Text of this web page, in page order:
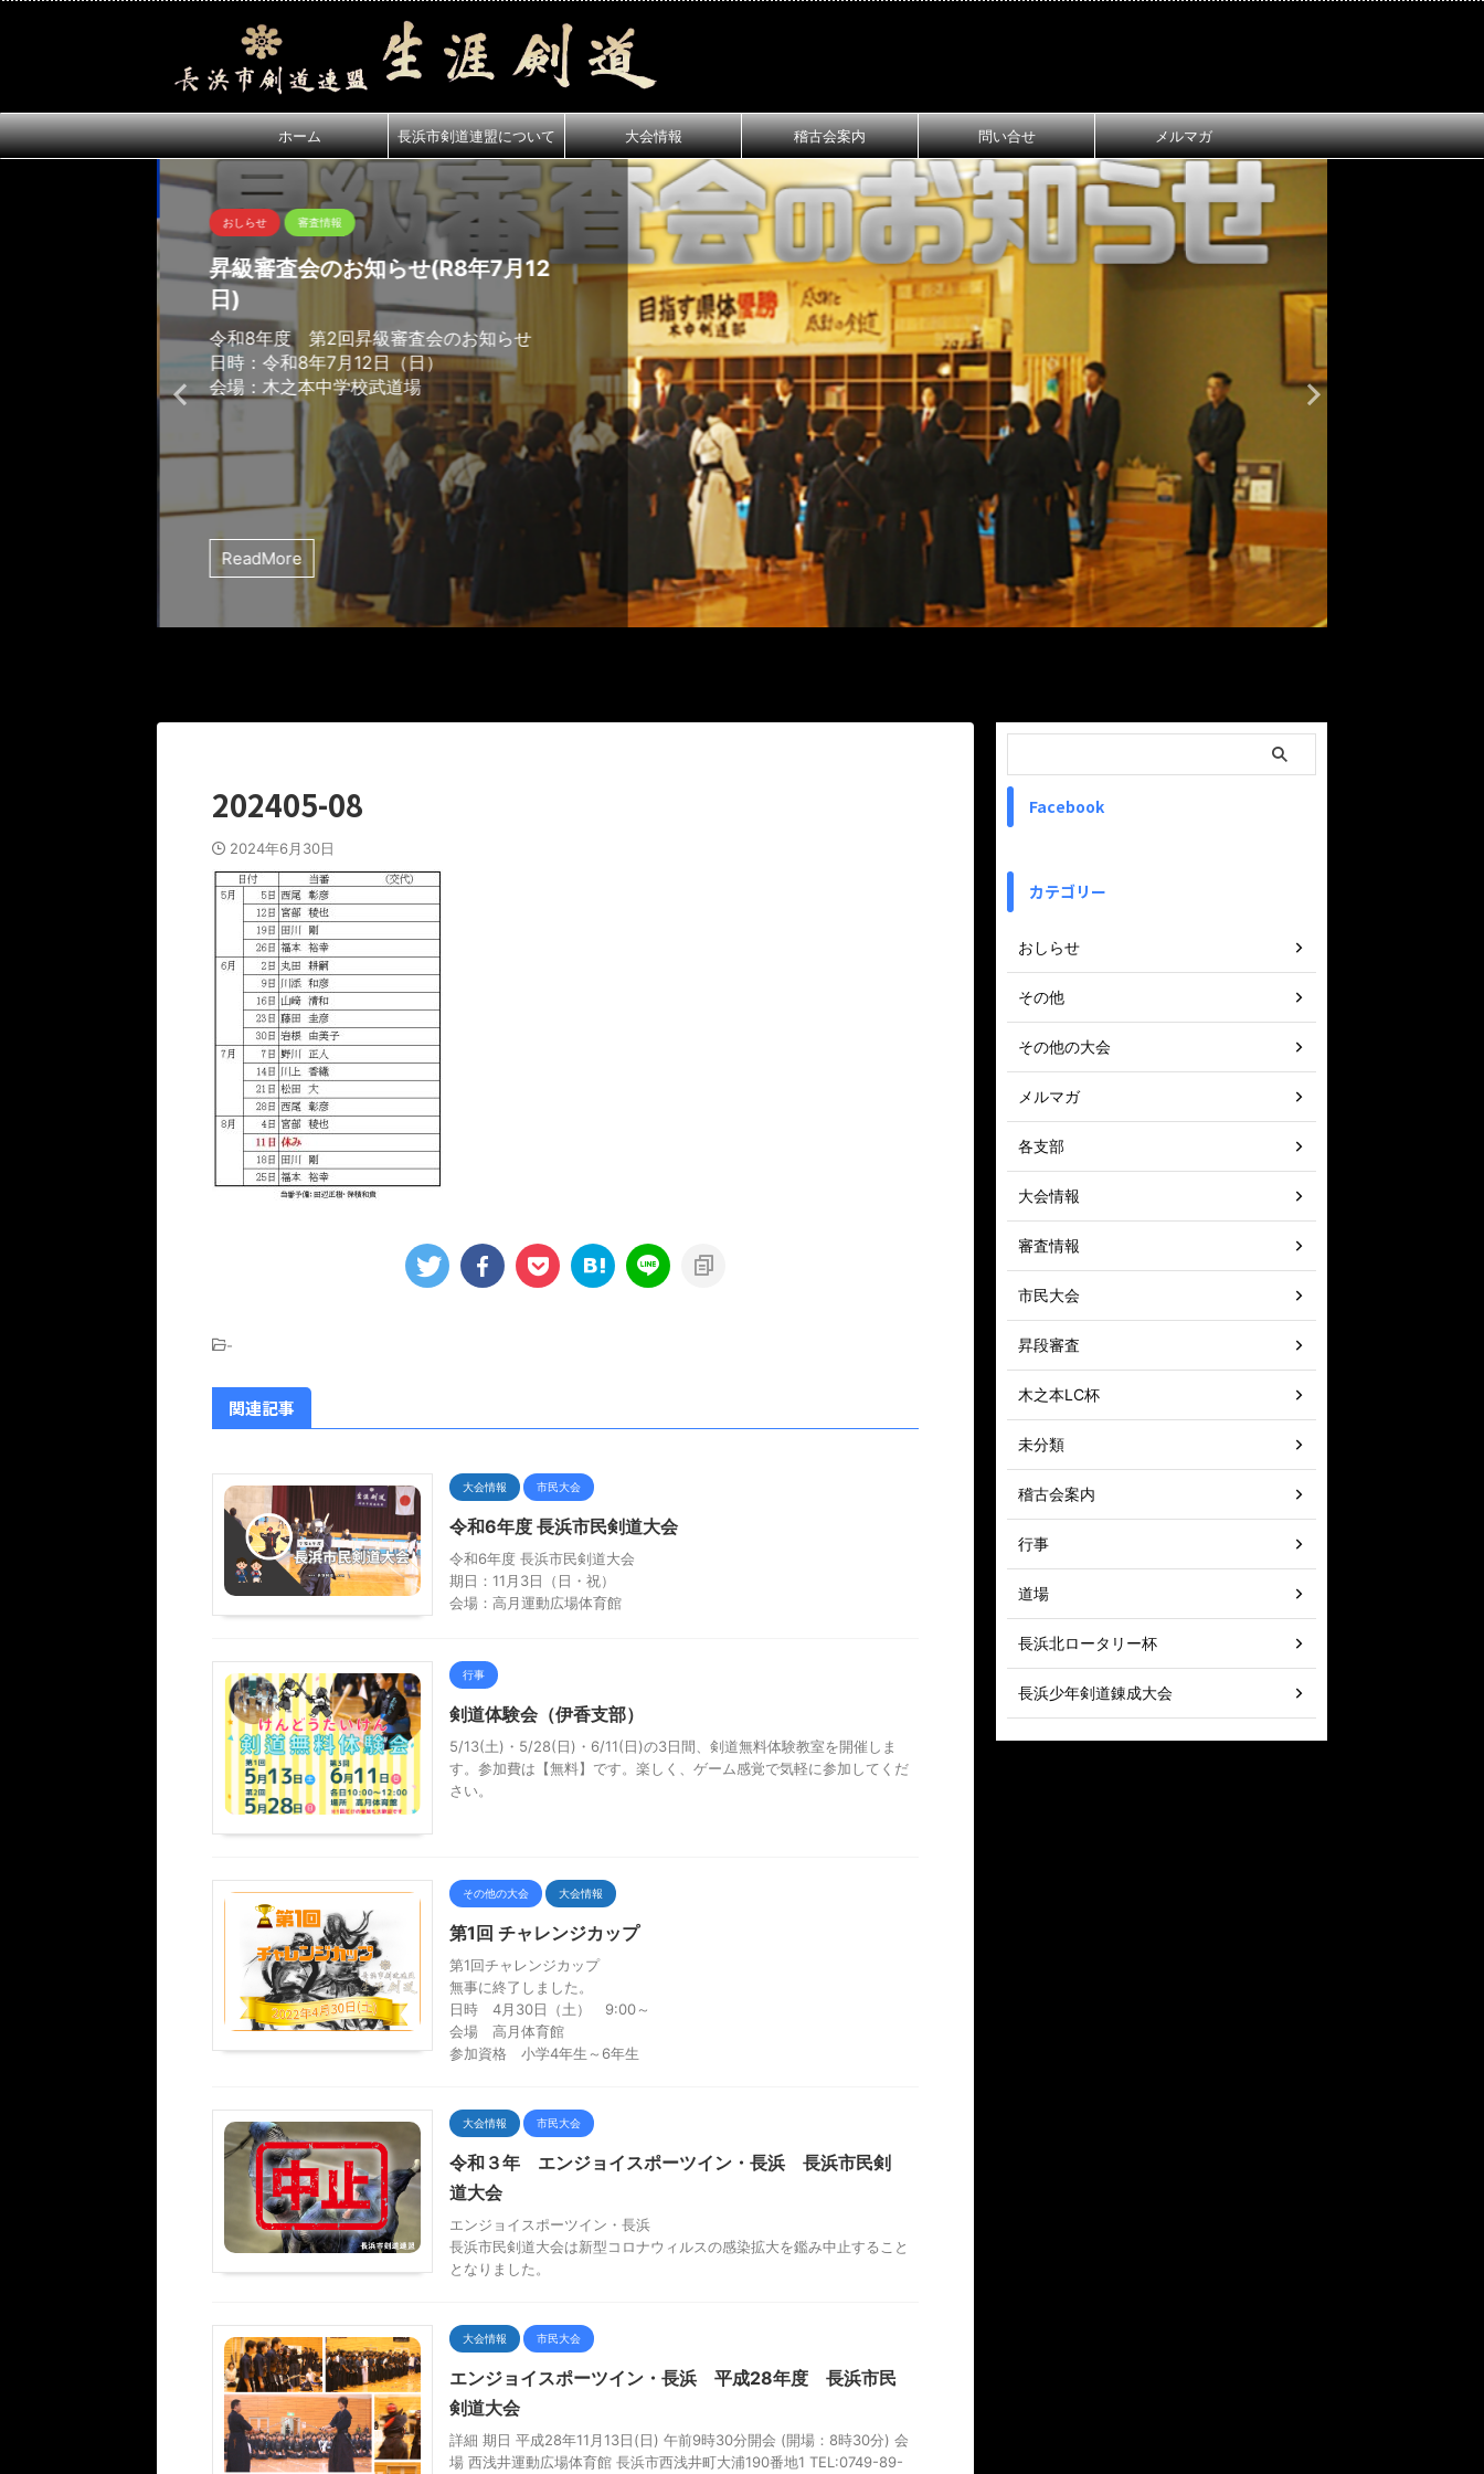
ホーム 長浜市剣道連盟について 大会情報 稽古会案内 問い合せ メルマガ
おしらせ 審査情報
昇級審査会のお知らせ(R8年7月12
日)
令和8年度 第2回昇級審査会のお知らせ
日時：令和8年7月12日（日）
会場：木之本中学校武道場
ReadMore
202405-08
2024年6月30日
-
関連記事
大会情報 市民大会
令和6年度 長浜市民剣道大会
令和6年度 長浜市民剣道大会
期日：11月3日（日・祝）
会場：高月運動広場体育館
行事
剣道体験会（伊香支部）
5/13(土)・5/28(日)・6/11(日)の3日間、剣道無料体験教室を開催しま
す。参加費は【無料】です。楽しく、ゲーム感覚で気軽に参加してくだ
さい。
その他の大会 大会情報
第1回 チャレンジカップ
第1回チャレンジカップ
無事に終了しました。
日時 4月30日（土） 9:00～
会場 高月体育館
参加資格 小学4年生～6年生
大会情報 市民大会
令和３年 エンジョイスポーツイン・長浜 長浜市民剣
道大会
エンジョイスポーツイン・長浜
長浜市民剣道大会は新型コロナウィルスの感染拡大を鑑み中止すること
となりました。
大会情報 市民大会
エンジョイスポーツイン・長浜 平成28年度 長浜市民
剣道大会
詳細 期日 平成28年11月13日(日) 午前9時30分開会 (開場：8時30分) 会
場 西浅井運動広場体育館 長浜市西浅井町大浦190番地1 TEL:0749-89-
Facebook
カテゴリー
おしらせ
その他
その他の大会
メルマガ
各支部
大会情報
審査情報
市民大会
昇段審査
木之本LC杯
未分類
稽古会案内
行事
道場
長浜北ロータリー杯
長浜少年剣道錬成大会